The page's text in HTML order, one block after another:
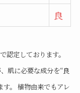
良
認定しております。
肌に必要な成分を“良
す。 植物由来でもアレ